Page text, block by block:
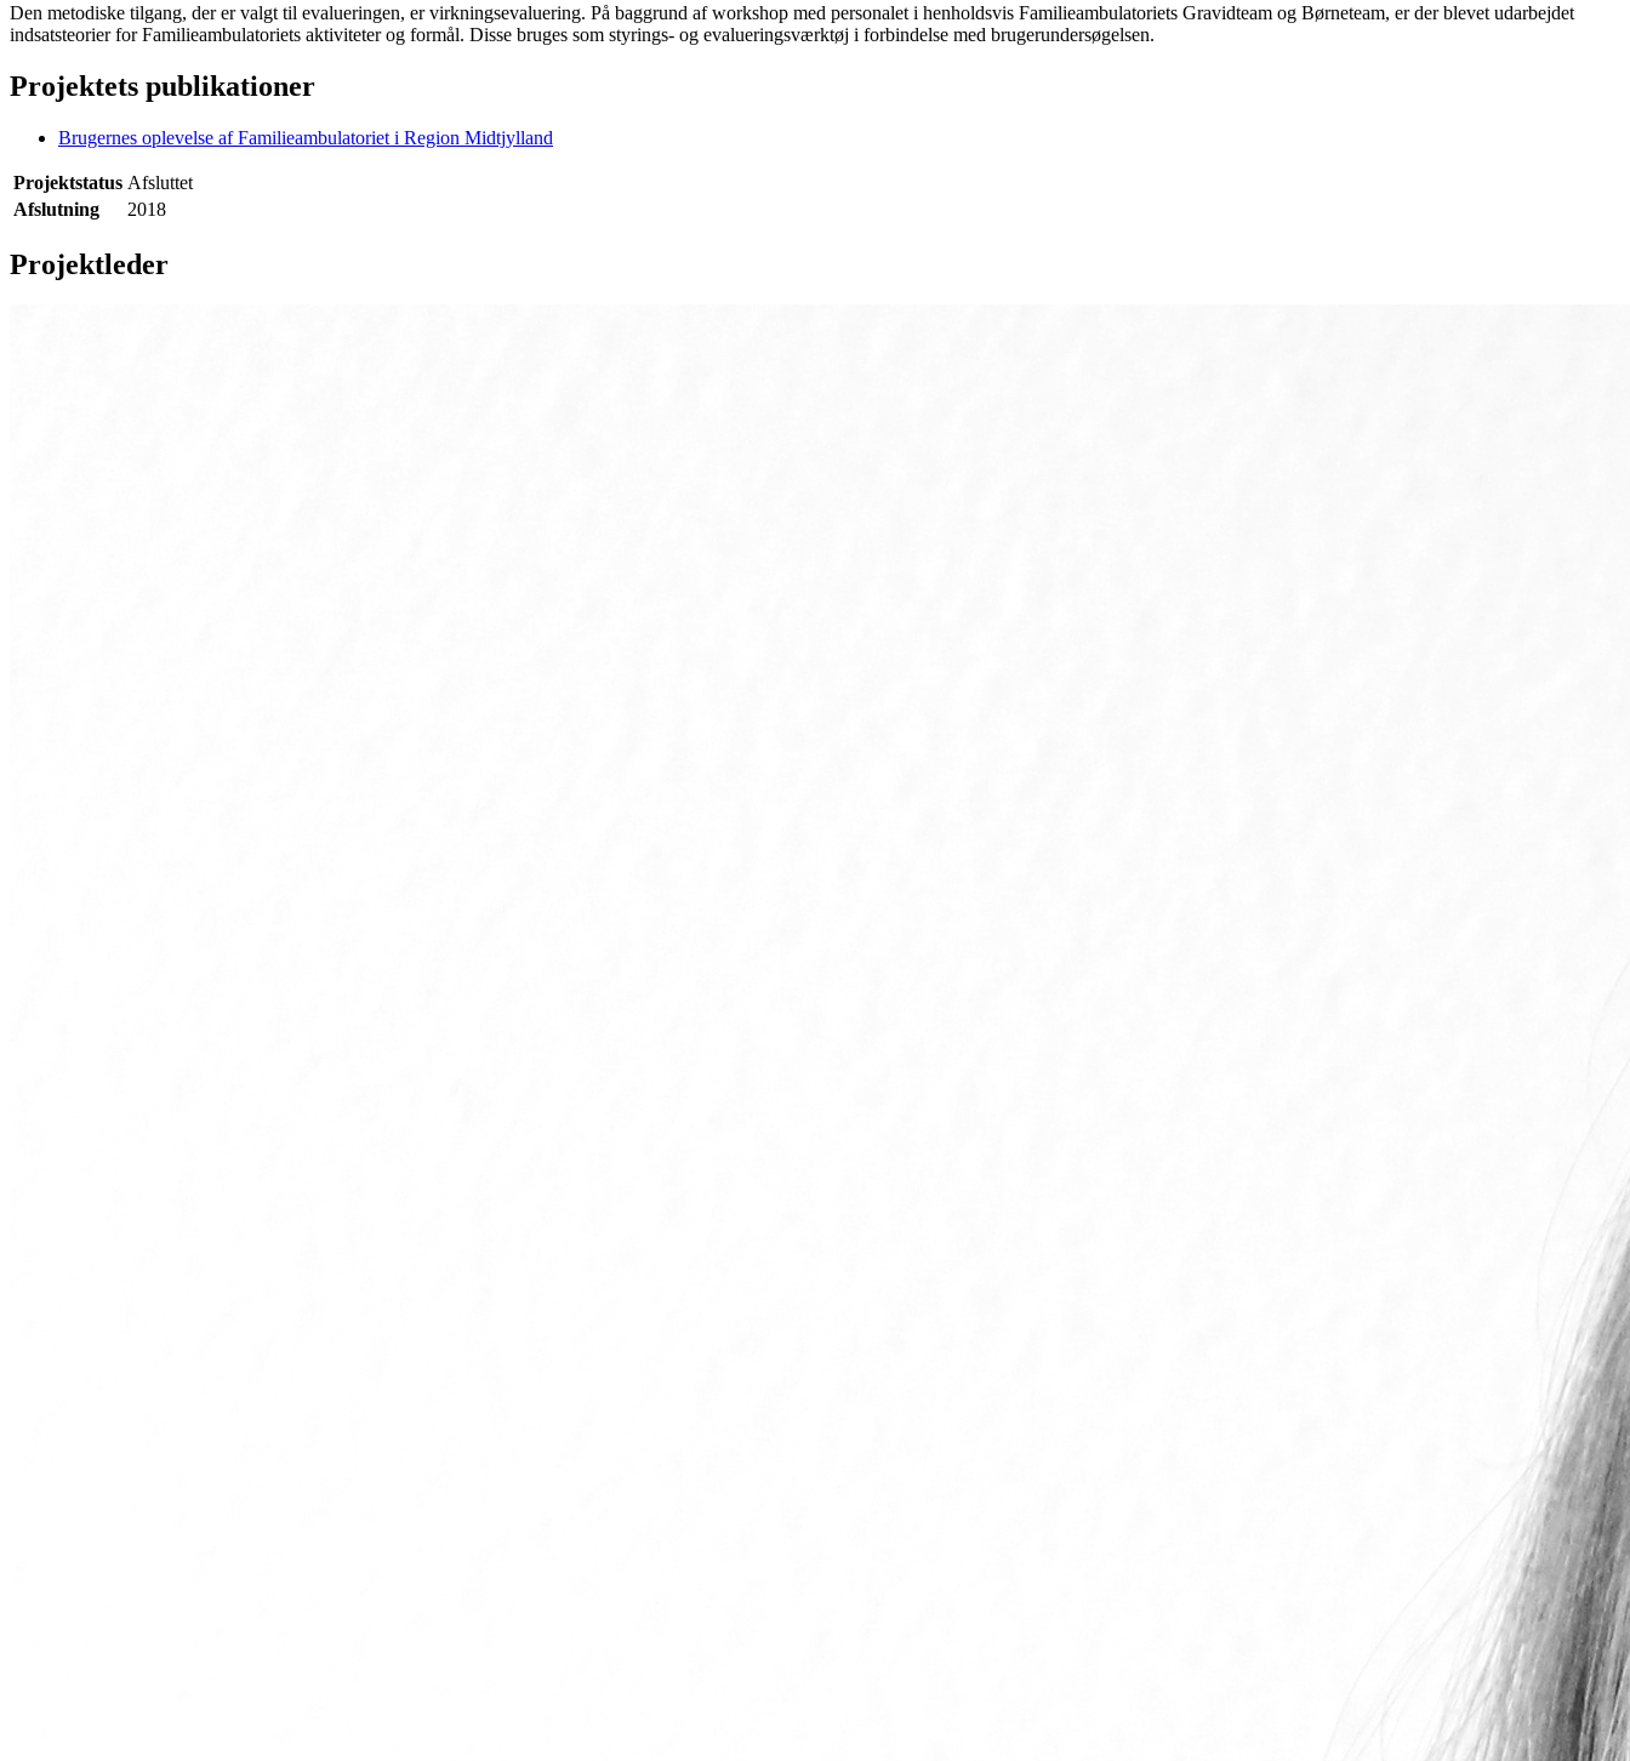
Den metodiske tilgang, der er valgt til evalueringen, er virkningsevaluering. På baggrund af workshop med personalet i henholdsvis Familieambulatoriets Gravidteam og Børneteam, er der blevet udarbejdet
indsatsteorier for Familieambulatoriets aktiviteter og formål. Disse bruges som styrings- og evalueringsværktøj i forbindelse med brugerundersøgelsen.
Projektets publikationer
Brugernes oplevelse af Familieambulatoriet i Region Midtjylland
Projektstatus Afsluttet
Afslutning
2018
Projektleder